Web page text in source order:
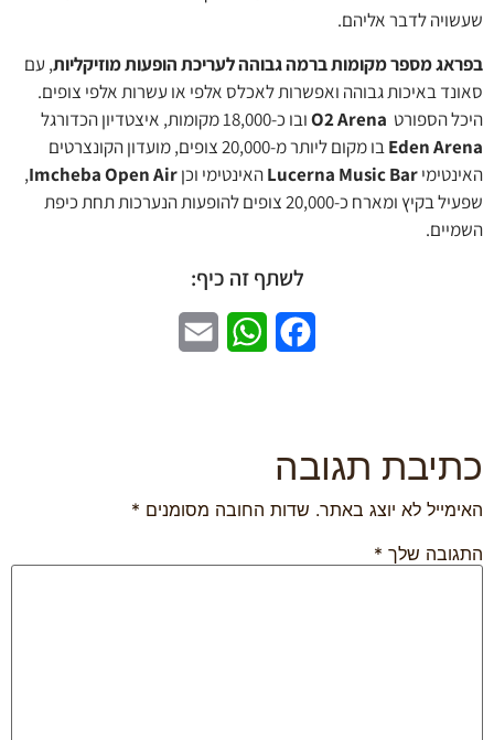
שעשויה לדבר אליהם.
בפראג מספר מקומות ברמה גבוהה לעריכת הופעות מוזיקליות, עם
סאונד באיכות גבוהה ואפשרות לאכלס אלפי או עשרות אלפי צופים.
היכל הספורט O2 Arenaובו כ-18,000 מקומות, איצטדיון הכדורגל
Eden Arena
בו מקום ליותר מ-20,000 צופים, מועדון הקונצרטים
האינטימיLucerna Music Barהאינטימי וכןImcheba Open Air
,
שפעיל בקיץ ומארח כ-20,000 צופים להופעות הנערכות תחת כיפת
השמיים.
לשתף זה כיף:
Facebook
WhatsApp
כתיבת תגובה
האימייל לא יוצג באתר. שדות החובה מסומנים *
התגובה שלך *